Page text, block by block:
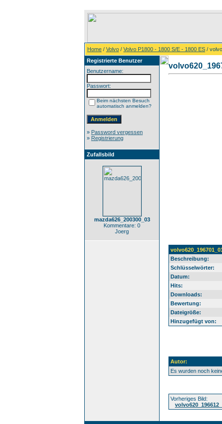
Home / Volvo / Volvo P1800 - 1800 S/E - 1800 ES /
Registrierte Benutzer
Benutzername:
Passwort:
Beim nächsten Besuch
automatisch anmelden?
» Password vergessen
» Registrierung
Zufallsbild
mazda626_200300_03
Kommentare: 0
Joerg
Beschreibung:
Schlüsselwörter:
Datum:
Hits:
Downloads:
Bewertung:
Dateigröße:
Hinzugefügt von:
Autor:
Es wurden noch
Vorheriges Bild: